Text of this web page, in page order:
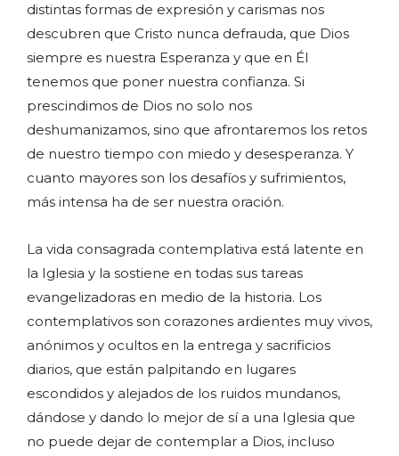
distintas formas de expresión y carismas nos
descubren que Cristo nunca defrauda, que Dios
siempre es nuestra Esperanza y que en Él
tenemos que poner nuestra confianza. Si
prescindimos de Dios no solo nos
deshumanizamos, sino que afrontaremos los retos
de nuestro tiempo con miedo y desesperanza. Y
cuanto mayores son los desafíos y sufrimientos,
más intensa ha de ser nuestra oración.
La vida consagrada contemplativa está latente en
la Iglesia y la sostiene en todas sus tareas
evangelizadoras en medio de la historia. Los
contemplativos son corazones ardientes muy vivos,
anónimos y ocultos en la entrega y sacrificios
diarios, que están palpitando en lugares
escondidos y alejados de los ruidos mundanos,
dándose y dando lo mejor de sí a una Iglesia que
no puede dejar de contemplar a Dios, incluso